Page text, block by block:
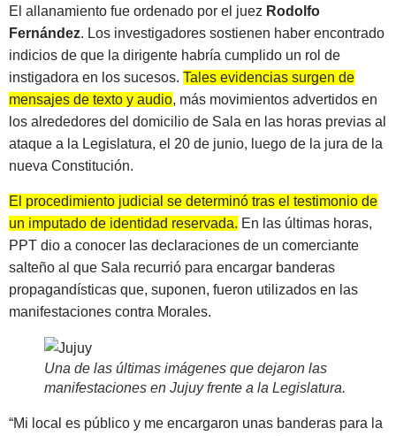
El allanamiento fue ordenado por el juez Rodolfo
Fernández. Los investigadores sostienen haber encontrado
indicios de que la dirigente habría cumplido un rol de
instigadora en los sucesos. Tales evidencias surgen de
mensajes de texto y audio, más movimientos advertidos en
los alrededores del domicilio de Sala en las horas previas al
ataque a la Legislatura, el 20 de junio, luego de la jura de la
nueva Constitución.
El procedimiento judicial se determinó tras el testimonio de
un imputado de identidad reservada. En las últimas horas,
PPT dio a conocer las declaraciones de un comerciante
salteño al que Sala recurrió para encargar banderas
propagandísticas que, suponen, fueron utilizados en las
manifestaciones contra Morales.
Una de las últimas imágenes que dejaron las
manifestaciones en Jujuy frente a la Legislatura.
“Mi local es público y me encargaron unas banderas para la